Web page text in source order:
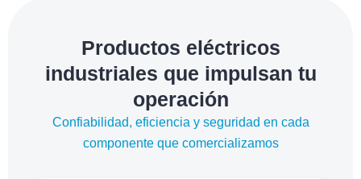
Productos eléctricos
industriales que impulsan tu
operación
Confiabilidad, eficiencia y seguridad en cada
componente que comercializamos